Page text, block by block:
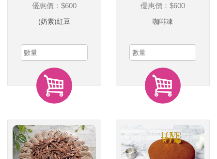
優惠價： $600
(奶素)紅豆
優惠價： $600
咖啡凍